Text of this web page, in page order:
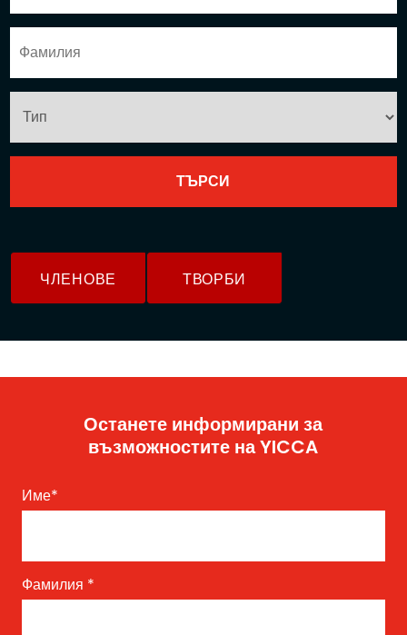
ЧЛЕНОВЕ ТВОРБИ
Останете информирани за
възможностите на YICCA
Име*
Фамилия *